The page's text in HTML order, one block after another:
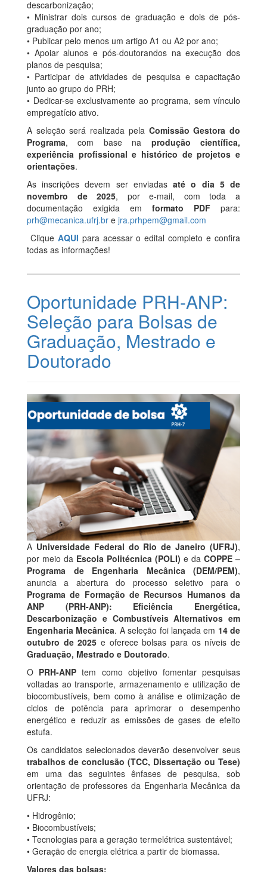
descarbonização;
• Ministrar dois cursos de graduação e dois de pós-
graduação por ano;
• Publicar pelo menos um artigo A1 ou A2 por ano;
• Apoiar alunos e pós-doutorandos na execução dos
planos de pesquisa;
• Participar de atividades de pesquisa e capacitação
junto ao grupo do PRH;
• Dedicar-se exclusivamente ao programa, sem vínculo
empregatício ativo.
A seleção será realizada pela Comissão Gestora do
Programa, com base na produção científica,
experiência profissional e histórico de projetos e
orientações.
As inscrições devem ser enviadasaté o dia 5 de
novembro de 2025, por e-mail, com toda a
documentação exigida em formato PDF para:
prh@mecanica.ufrj.br e jra.prhpem@gmail.com
Clique AQUI para acessar o edital completo e confira
todas as informações!
Oportunidade PRH-ANP:
Seleção para Bolsas de
Graduação, Mestrado e
Doutorado
A Universidade Federal do Rio de Janeiro (UFRJ),
por meio da Escola Politécnica (POLI) e da COPPE –
Programa de Engenharia Mecânica (DEM/PEM),
anuncia a abertura do processo seletivo para o
Programa de Formação de Recursos Humanos da
ANP (PRH-ANP): Eficiência Energética,
Descarbonização e Combustíveis Alternativos em
Engenharia Mecânica. A seleção foi lançada em 14 de
outubro de 2025 e oferece bolsas para os níveis de
Graduação, Mestrado e Doutorado.
O PRH-ANP tem como objetivo fomentar pesquisas
voltadas ao transporte, armazenamento e utilização de
biocombustíveis, bem como à análise e otimização de
ciclos de potência para aprimorar o desempenho
energético e reduzir as emissões de gases de efeito
estufa.
Os candidatos selecionados deverão desenvolver seus
trabalhos de conclusão (TCC, Dissertação ou Tese)
em uma das seguintes ênfases de pesquisa, sob
orientação de professores da Engenharia Mecânica da
UFRJ:
• Hidrogênio;
• Biocombustíveis;
• Tecnologias para a geração termelétrica sustentável;
• Geração de energia elétrica a partir de biomassa.
Valores das bolsas: